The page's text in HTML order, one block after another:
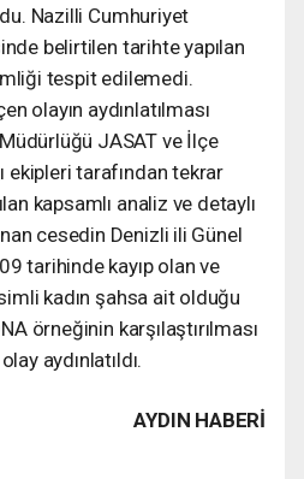
Nazilli Cumhuriyet
belirtilen tarihte yapılan
tespit edilemedi.
olayın aydınlatılması
JASAT ve İlçe
ekipleri tarafından tekrar
kapsamlı analiz ve detaylı
cesedin Denizli ili Günel
tarihinde kayıp olan ve
kadın şahsa ait olduğu
örneğinin karşılaştırılması
aydınlatıldı.
AYDIN HABERİ